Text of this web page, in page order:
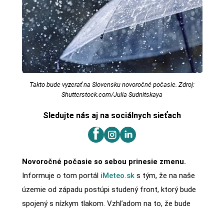
Takto bude vyzerať na Slovensku novoročné počasie. Zdroj:
Shutterstock.com/Julia Sudnitskaya
Sledujte nás aj na sociálnych sieťach
Novoročné počasie so sebou prinesie zmenu.
Informuje o tom portál iMeteo.sks tým, že na naše
územie od západu postúpi studený front, ktorý bude
spojený s nízkym tlakom. Vzhľadom na to, že bude